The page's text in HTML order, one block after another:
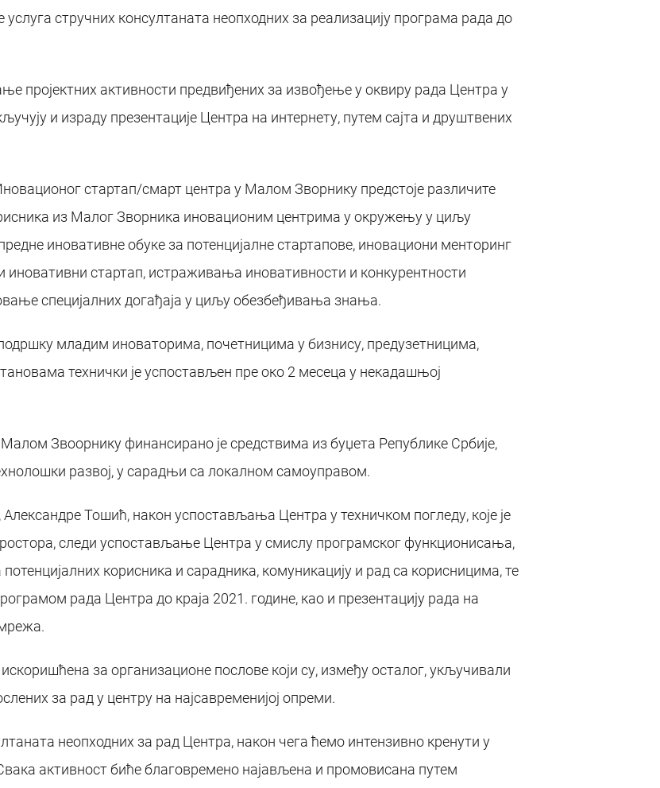
стручних консултаната неопходних за реализацију програма рада до
пројектних активности предвиђених за извођење у оквиру рада Центра у
и израду презентације Центра на интернету, путем сајта и друштвених
стартап/смарт центра у Малом Зворнику предстоје различите
из Малог Зворника иновационим центрима у окружењу у циљу
иновативне обуке за потенцијалне стартапове, иновациони менторинг
стартап, истраживања иновативности и конкурентности
специјалних догађаја у циљу обезбеђивања знања.
младим иноваторима, почетницима у бизнису, предузетницима,
технички је успостављен пре око 2 месеца у некадашњој
Звоорнику финансирано је средствима из буџета Републике Србије,
развој, у сарадњи са локалном самоуправом.
Тошић, након успостављања Центра у техничком погледу, које је
следи успостављање Центра у смислу програмског функционисања,
корисника и сарадника, комуникацију и рад са корисницима, те
рада Центра до краја 2021. године, као и презентацију рада на
за организационе послове који су, између осталог, укључивали
за рад у центру на најсавременијој опреми.
неопходних за рад Центра, након чега ћемо интензивно кренути у
активност биће благовремено најављена и промовисана путем